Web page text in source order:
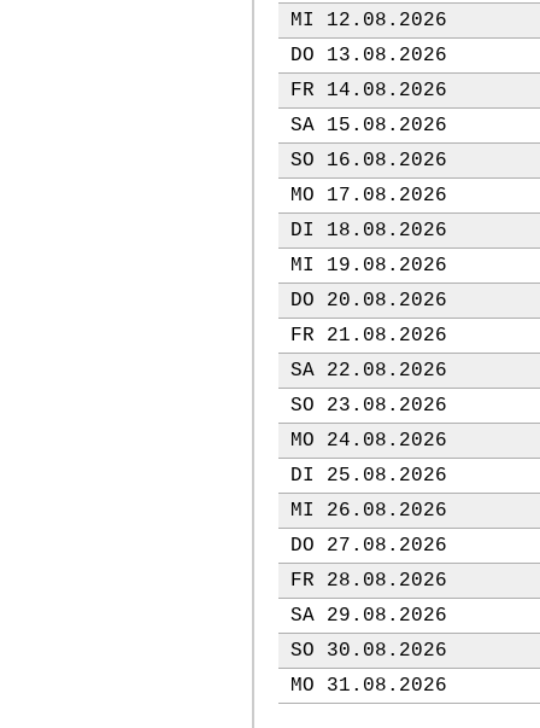
MI 12.08.2026
DO 13.08.2026
FR 14.08.2026
SA 15.08.2026
SO 16.08.2026
MO 17.08.2026
DI 18.08.2026
MI 19.08.2026
DO 20.08.2026
FR 21.08.2026
SA 22.08.2026
SO 23.08.2026
MO 24.08.2026
DI 25.08.2026
MI 26.08.2026
DO 27.08.2026
FR 28.08.2026
SA 29.08.2026
SO 30.08.2026
MO 31.08.2026